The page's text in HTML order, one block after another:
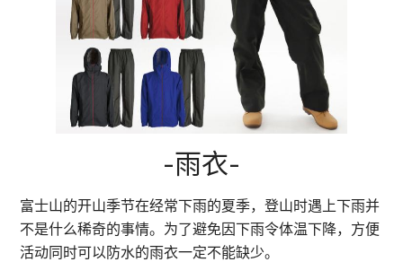
-雨衣-
富士山的开山季节在经常下雨的夏季，登山时遇上下雨并
不是什么稀奇的事情。为了避免因下雨令体温下降，方便
活动同时可以防水的雨衣一定不能缺少。